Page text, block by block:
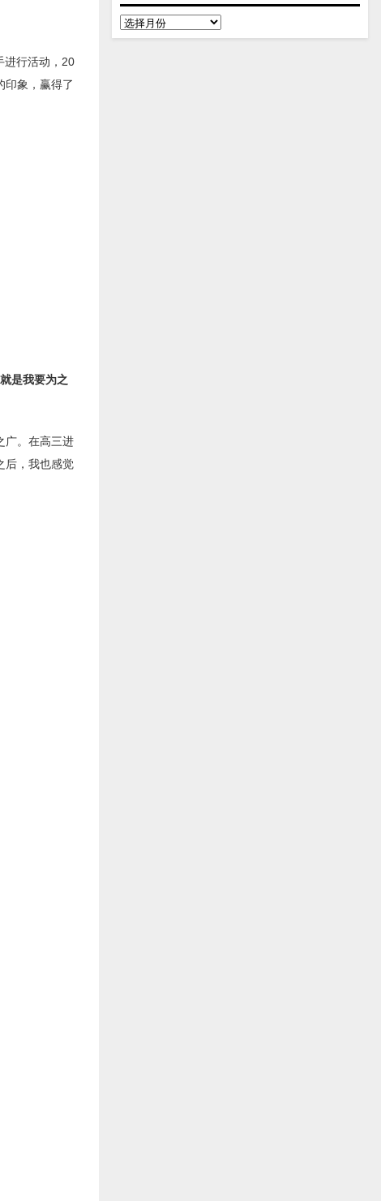
文
章
归
进行活动，20
印象，赢得了
是我要为之
广。在高三进
后，我也感觉